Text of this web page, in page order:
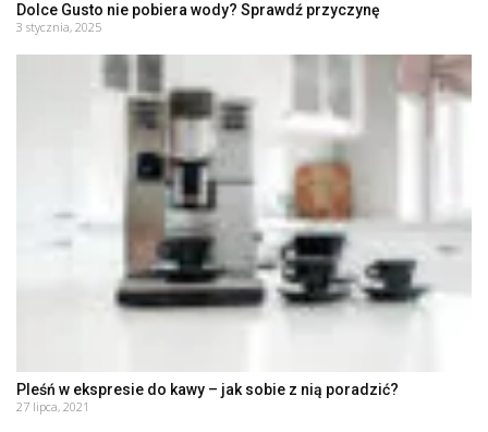
Dolce Gusto nie pobiera wody? Sprawdź przyczynę
3 stycznia, 2025
Pleśń w ekspresie do kawy – jak sobie z nią poradzić?
27 lipca, 2021